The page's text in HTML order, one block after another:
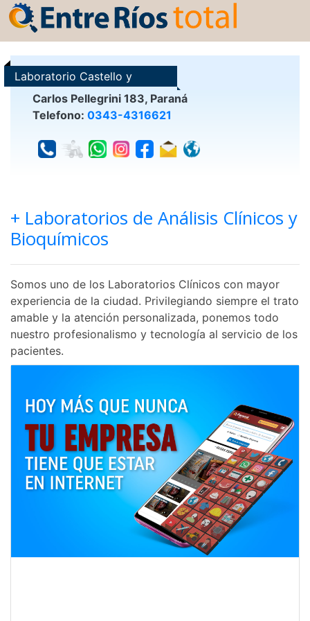
Laboratorio Castello y
Grimaux
Carlos Pellegrini 183, Paraná
Telefono: 0343-4316621
+ Laboratorios de Análisis Clínicos y
Bioquímicos
Somos uno de los Laboratorios Clínicos con mayor
experiencia de la ciudad. Privilegiando siempre el trato
amable y la atención personalizada, ponemos todo
nuestro profesionalismo y tecnología al servicio de los
pacientes.